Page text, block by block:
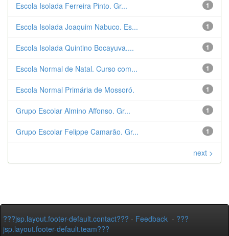
1
Escola Isolada Ferreira Pinto. Gr...
1
Escola Isolada Joaquim Nabuco. Es...
1
Escola Isolada Quintino Bocayuva....
1
Escola Normal de Natal. Curso com...
1
Escola Normal Primária de Mossoró.
1
Grupo Escolar Almino Affonso. Gr...
1
Grupo Escolar Felippe Camarão. Gr...
next >
???jsp.layout.footer-default.contact??? - Feedback - ???
jsp.layout.footer-default.team???